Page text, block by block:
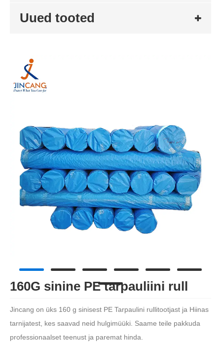
Uued tooted
160G sinine PE tarpauliini rull
Jincang on üks 160 g sinisest PE Tarpaulini rullitootjast ja Hiinas
tarnijatest, kes saavad neid hulgimüüki. Saame teile pakkuda
professionaalset teenust ja paremat hinda.